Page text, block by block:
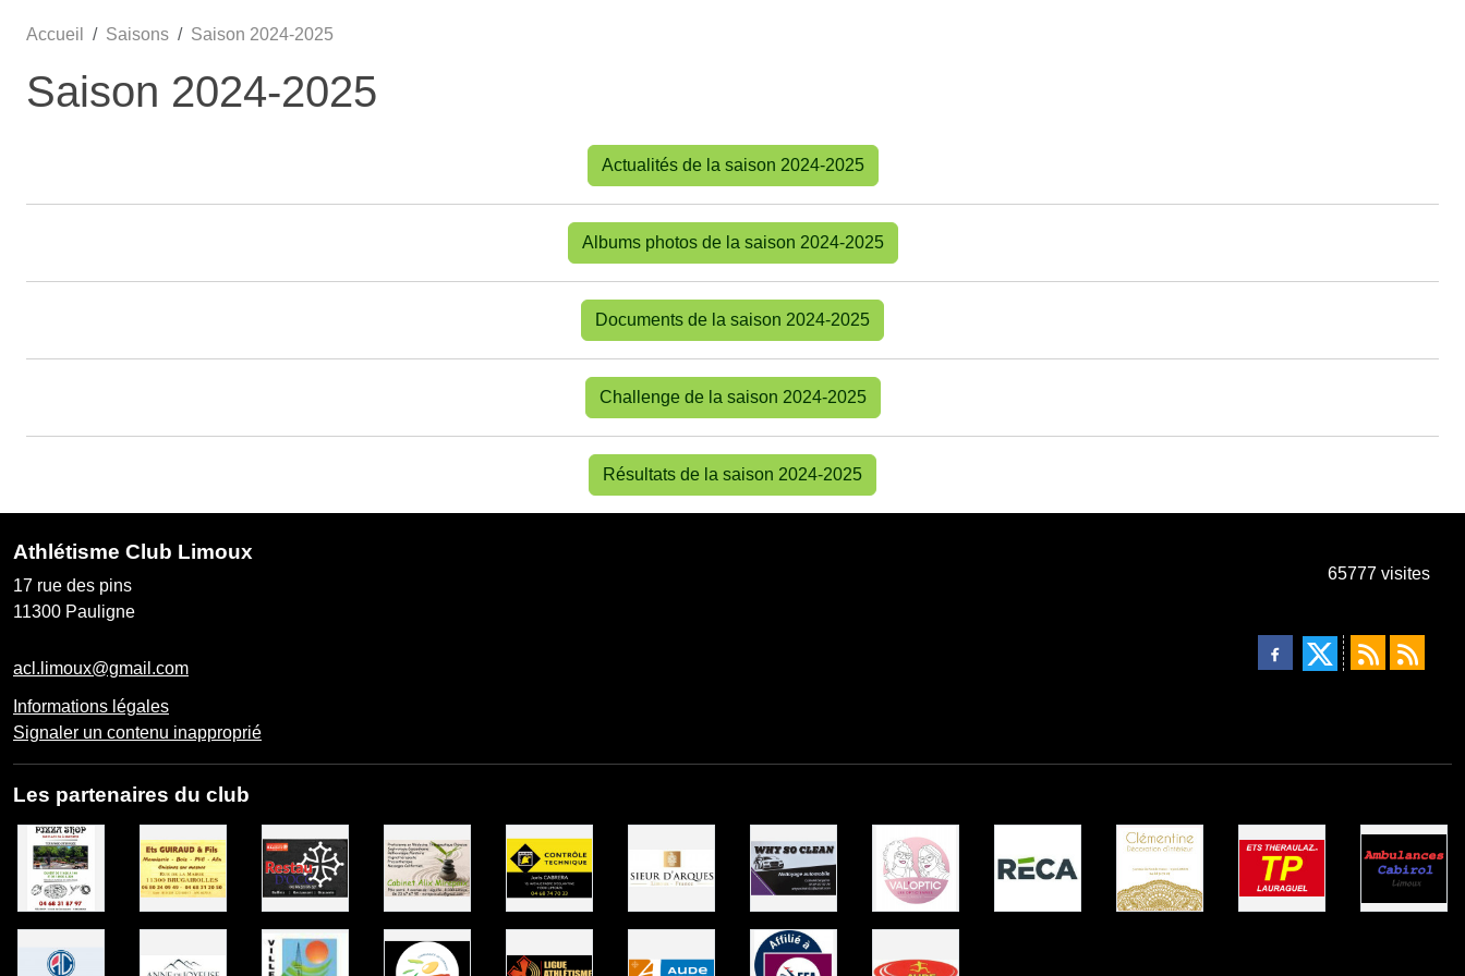
Accueil Saisons Saison 2024-2025
Saison 2024-2025
Actualités de la saison 2024-2025
Albums photos de la saison 2024-2025
Documents de la saison 2024-2025
Challenge de la saison 2024-2025
Résultats de la saison 2024-2025
Athlétisme Club Limoux
17 rue des pins
11300 Pauligne
acl.limoux@gmail.com
Informations légales
Signaler un contenu inapproprié
65777 visites
Les partenaires du club